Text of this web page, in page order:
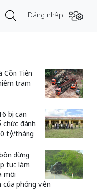
Đăng nhập
Cồn Tiên
trạm
bị can
đánh
tỷ/tháng
dừng
tục làm
môi
phóng viên